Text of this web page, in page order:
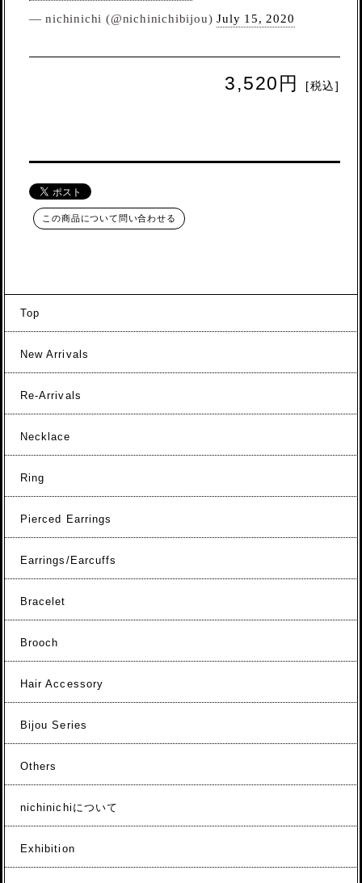
— nichinichi (@nichinichibijou)July 15, 2020
3,520円 [税込]
この商品について問い合わせる
Top
New Arrivals
Re-Arrivals
Necklace
Ring
Pierced Earrings
Earrings/Earcuffs
Bracelet
Brooch
Hair Accessory
Bijou Series
Others
nichinichiについて
Exhibition